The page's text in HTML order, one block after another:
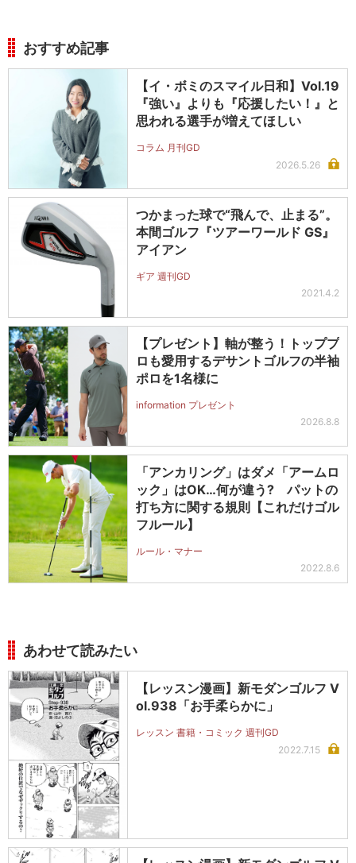
おすすめ記事
【イ・ボミのスマイル日和】Vol.19
『強い』よりも『応援したい！』と
思われる選手が増えてほしい
コラム 月刊GD
2026.5.26
つかまった球で“飛んで、止まる”。
本間ゴルフ『ツアーワールド GS』
アイアン
ギア 週刊GD
2021.4.2
【プレゼント】軸が整う！トッププ
ロも愛用するデサントゴルフの半袖
ポロを1名様に
information プレゼント
2026.8.8
「アンカリング」はダメ「アームロ
ック」はOK…何が違う? パットの
打ち方に関する規則【これだけゴル
フルール】
ルール・マナー
2022.8.6
あわせて読みたい
【レッスン漫画】新モダンゴルフ V
ol.938「お手柔らかに」
レッスン 書籍・コミック 週刊GD
2022.7.15